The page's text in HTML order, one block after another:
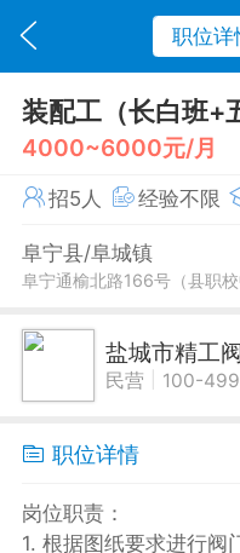
职位详
装配工（长白班+
4000~6000元/月
招5人 经验不限
阜宁县/阜城镇
阜宁通榆北路166号（县职校
盐城市精工
民营 100-499
职位详情
岗位职责：
1. 根据图纸要求进行阀